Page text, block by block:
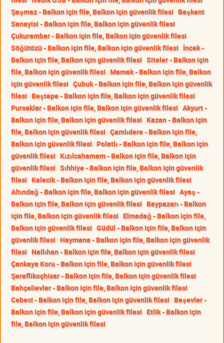
Şaşmaz - Balkon için file, Balkon için güvenlik filesi Başkent
Sanayisi - Balkon için file, Balkon için güvenlik filesi
Çukurambar - Balkon için file, Balkon için güvenlik filesi
Söğütözü - Balkon için file, Balkon için güvenlik filesi İncek -
Balkon için file, Balkon için güvenlik filesi Siteler - Balkon için
file, Balkon için güvenlik filesi Mamak - Balkon için file, Balkon
için güvenlik filesi Çubuk - Balkon için file, Balkon için güvenlik
filesi Beştepe - Balkon için file, Balkon için güvenlik filesi
Pursaklar - Balkon için file, Balkon için güvenlik filesi Akyurt -
Balkon için file, Balkon için güvenlik filesi Kazan - Balkon için
file, Balkon için güvenlik filesi Çamlıdere - Balkon için file,
Balkon için güvenlik filesi Polatlı - Balkon için file, Balkon için
güvenlik filesi Kızılcahamam - Balkon için file, Balkon için
güvenlik filesi Sıhhiye - Balkon için file, Balkon için güvenlik
filesi Kalecik - Balkon için file, Balkon için güvenlik filesi
Altındağ - Balkon için file, Balkon için güvenlik filesi Ayaş -
Balkon için file, Balkon için güvenlik filesi Baypazarı - Balkon
için file, Balkon için güvenlik filesi Elmadağ - Balkon için file,
Balkon için güvenlik filesi Güdül - Balkon için file, Balkon için
güvenlik filesi Haymana - Balkon için file, Balkon için güvenlik
filesi Nallıhan - Balkon için file, Balkon için güvenlik filesi
Çankaya Koru - Balkon için file, Balkon için güvenlik filesi
Şereflikoçhisar - Balkon için file, Balkon için güvenlik filesi
Bahçelievler - Balkon için file, Balkon için güvenlik filesi
Cebeci - Balkon için file, Balkon için güvenlik filesi Beşevler -
Balkon için file, Balkon için güvenlik filesi Etlik - Balkon için
file, Balkon için güvenlik filesi